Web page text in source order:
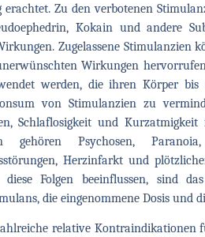
Zu den verbotenen
Kokain und andere
Zugelassene
Wirkungen
werden, die ihren Körper
von Stimulanzien zu
Schlaflosigkeit und
gehören Psychosen,
Herzinfarkt und
diese Folgen beeinflussen, sind
die eingenommene Dosis und
relative Kontraindikationen